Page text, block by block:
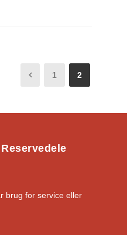
1 2
brug for service eller